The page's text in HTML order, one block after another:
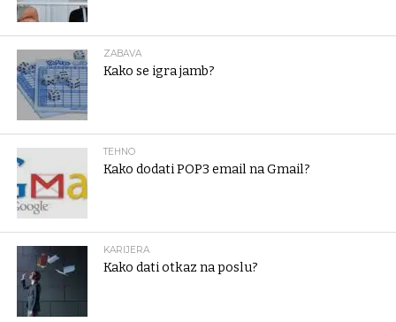
ZABAVA
Kako se igra jamb?
TEHNO
Kako dodati POP3 email na Gmail?
KARIJERA
Kako dati otkaz na poslu?